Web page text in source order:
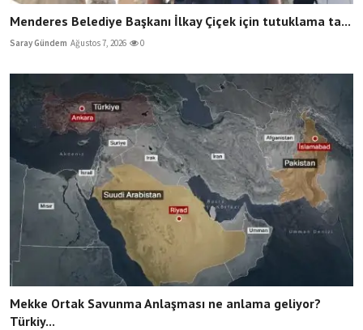
Menderes Belediye Başkanı İlkay Çiçek için tutuklama ta...
Saray Gündem Ağustos 7, 2026 0
Mekke Ortak Savunma Anlaşması ne anlama geliyor?
Türkiy...